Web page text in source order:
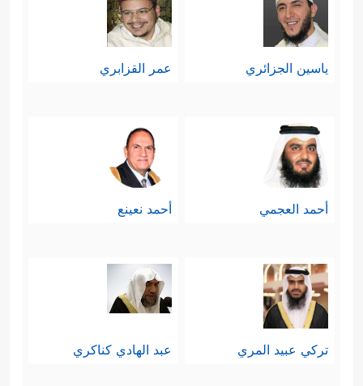
ياسين الجزائري عمر القزابري
أحمد العجمي أحمد نعينع
تركي عبيد المري عبد الهادي كناكري